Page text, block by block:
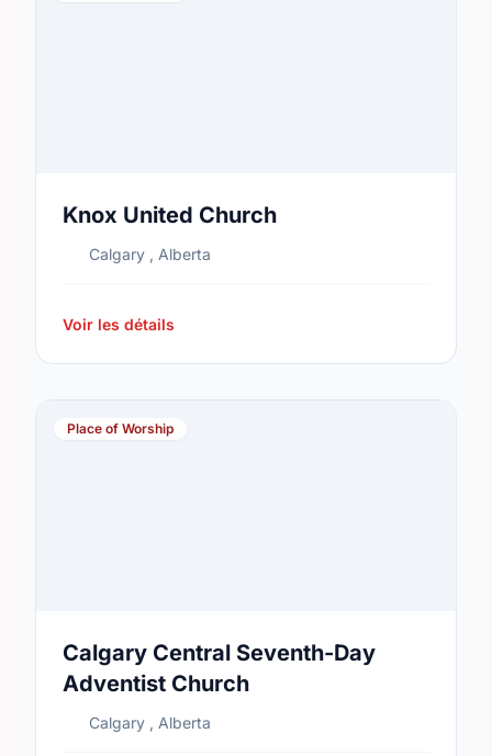
Knox United Church
Calgary , Alberta
Voir les détails
Place of Worship
Calgary Central Seventh-Day
Adventist Church
Calgary , Alberta